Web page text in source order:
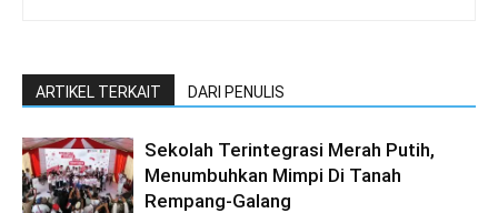
ARTIKEL TERKAIT DARI PENULIS
Sekolah Terintegrasi Merah Putih,
Menumbuhkan Mimpi Di Tanah
Rempang-Galang